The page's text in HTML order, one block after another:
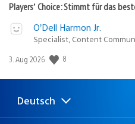
Players’ Choice: Stimmt für das
O’Dell Harmon Jr.
Specialist, Content
Veröffentlichungsdatum:
3. Aug 2026 8
Select
Aktuelle
Deutsch